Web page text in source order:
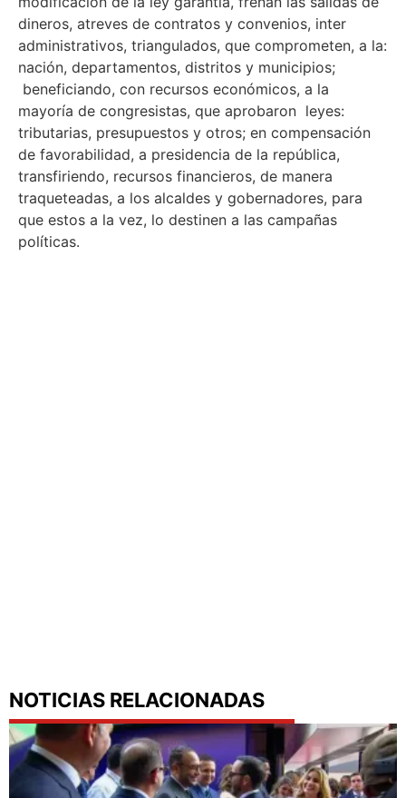
dineros, atreves de contratos y convenios, inter
administrativos, triangulados, que comprometen, a la:
nación, departamentos, distritos y municipios;
beneficiando, con recursos económicos, a la
mayoría de congresistas, que aprobaron leyes:
tributarias, presupuestos y otros; en compensación
de favorabilidad, a presidencia de la república,
transfiriendo, recursos financieros, de manera
traqueteadas, a los alcaldes y gobernadores, para
que estos a la vez, lo destinen a las campañas
políticas.
NOTICIAS RELACIONADAS